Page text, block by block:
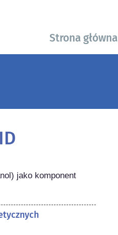
Strona główna
jako komponent